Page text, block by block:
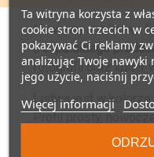
Nowoczesna listwa
o.o.polskiego
fotografii oraz luster
Listwa jest w kolorze
Profil prosty,
Prosimy dokładnie
Ta witryna korzysta z
cookie stron trzecich w
pokazywać Ci reklamy
analizując Twoje nawyki
jego użycie, naciśnij
Więcej informacji